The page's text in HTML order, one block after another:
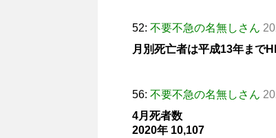
52: 不要不急の名無しさん
月別死亡者は平成13年まで
56: 不要不急の名無しさん
4月死者数
2020年 10,107